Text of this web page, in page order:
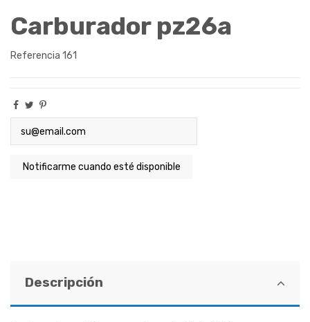
Carburador pz26a
Referencia 161
Descripción